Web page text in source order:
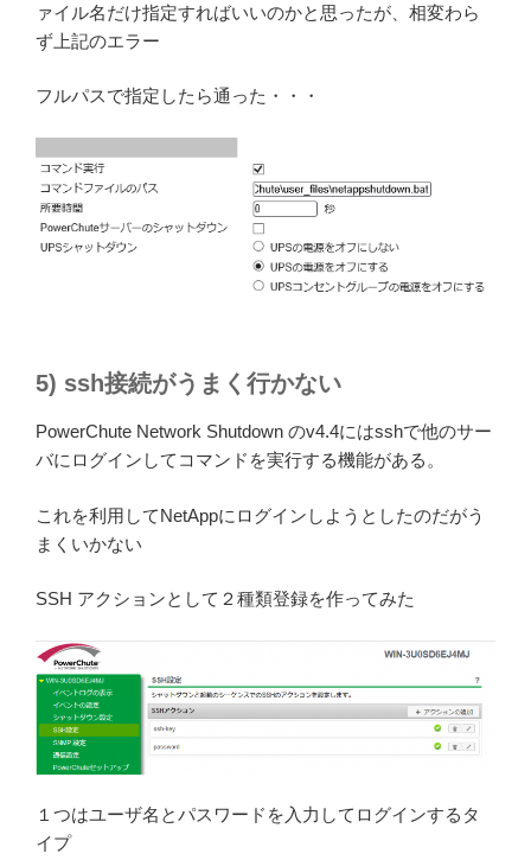
ァイル名だけ指定すればいいのかと思ったが、相変わら
ず上記のエラー
フルパスで指定したら通った・・・
5) ssh接続がうまく行かない
PowerChute Network Shutdown のv4.4にはsshで他のサー
バにログインしてコマンドを実行する機能がある。
これを利用してNetAppにログインしようとしたのだがう
まくいかない
SSH アクションとして２種類登録を作ってみた
１つはユーザ名とパスワードを入力してログインするタ
イプ